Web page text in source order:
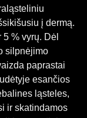
į dermą.
% vyrų. Dėl
silpnėjimo
paprastai
esančios
ląsteles,
ir skatindamos